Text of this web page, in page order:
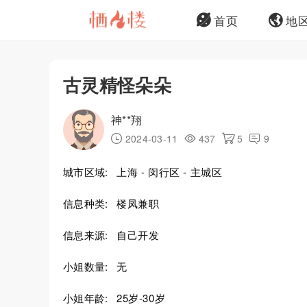
首页 地
古灵精怪朵朵
神**翔
2024-03-11 437 5 9
城市区域: 上海 - 闵行区 - 主城区
信息种类: 楼凤兼职
信息来源: 自己开发
小姐数量: 无
小姐年龄: 25岁-30岁